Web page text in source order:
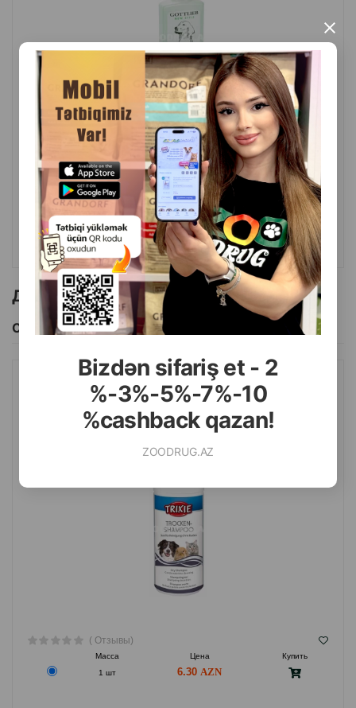
Bizdən sifariş et - 2
%-3%-5%-7%-10
%cashback qazan!
ZOODRUG.AZ
×
Масса Цена
Купить
1 шт
9.00
КУПИТЬ
Другие товоры бренда
Смотреть Все
СУХОЙ ШАМПУНЬ TRIXIE ГИПОАЛЛЕРГЕННЫЙ ДЛЯ СОБАК,
КОШЕК И МЕЛКИХ ЖИВОТНЫХ 100 ГР.#29181
( Отзывы)
Масса Цена
Купить
1 шт
6.30